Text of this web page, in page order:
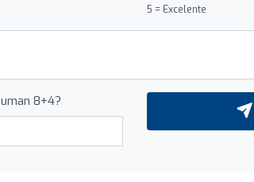
5 = Excelente
8+4?